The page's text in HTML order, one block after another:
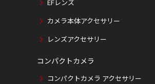
EFレンズ
カメラ本体アクセサリー
レンズアクセサリー
コンパクトカメラ
コンパクトカメラ アクセサリー